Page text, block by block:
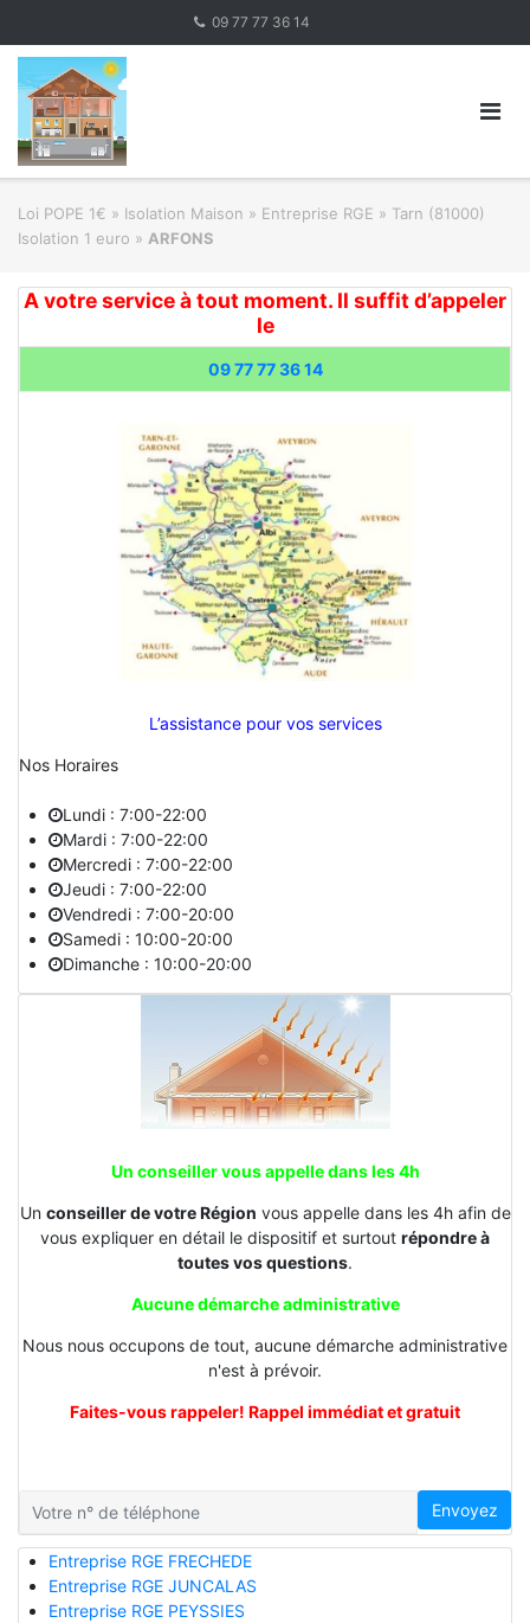
content
09 77 77 36 14
Loi POPE 1€ » Isolation Maison » Entreprise RGE » Tarn (81000)
Isolation 1 euro » ARFONS
A votre service à tout moment. Il suffit d’appeler
le
09 77 77 36 14
L’assistance pour vos services
Nos Horaires
Lundi : 7:00-22:00
Mardi : 7:00-22:00
Mercredi : 7:00-22:00
Jeudi : 7:00-22:00
Vendredi : 7:00-20:00
Samedi : 10:00-20:00
Dimanche : 10:00-20:00
Un conseiller vous appelle dans les 4h
Un conseiller de votre Région vous appelle dans les 4h afin de
vous expliquer en détail le dispositif et surtout répondre à
toutes vos questions.
Aucune démarche administrative
Nous nous occupons de tout, aucune démarche administrative
n'est à prévoir.
Faites-vous rappeler! Rappel immédiat et gratuit
Envoyez
Entreprise RGE FRECHEDE
Entreprise RGE JUNCALAS
Entreprise RGE PEYSSIES